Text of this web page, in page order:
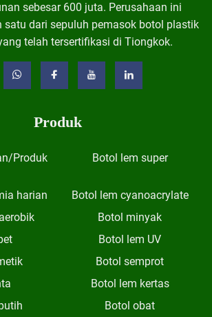
sebesar 600 juta. Perusahaan ini
satu dari sepuluh pemasok botol plastik
telah tersertifikasi di Tiongkok.
Produk
Produk
Botol lem super
harian
Botol lem cyanoacrylate
Botol minyak
Botol lem UV
Botol semprot
Botol lem kertas
Botol obat